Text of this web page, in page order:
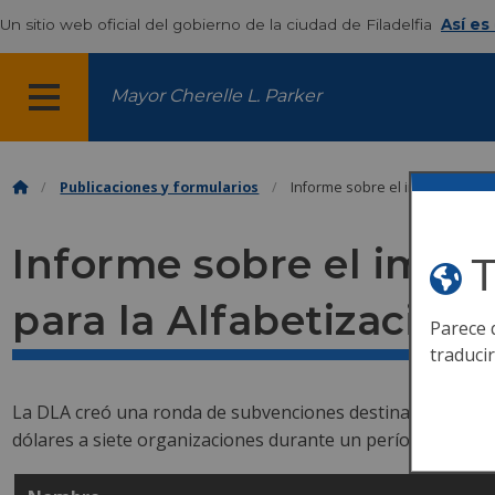
Un sitio web oficial del gobierno de la ciudad de Filadelfia Así es
MENÚ
Mayor Cherelle L. Parker
Publicaciones y formularios Informe sobre el impacto del
Informe sobre el
para la Alfabetización
La DLA creó una ronda de subvenciones destinada a
dólares a siete organizaciones durante un período de dos
Parece